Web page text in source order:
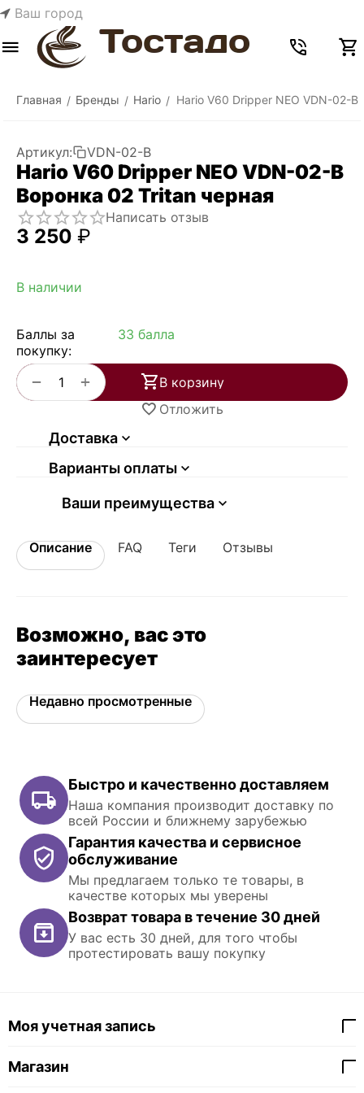
Ваш город
Главная / Бренды / Hario / Hario V60 Dripper NEO VDN-02-
Артикул: VDN-02-B
Hario V60 Dripper NEO VDN-02-B
Воронка 02 Tritan черная
Написать отзыв
3 250 ₽
В наличии
Баллы за
покупку:
33 балла
+
−
В корзину
Отложить
Доставка
Варианты оплаты
Ваши преимущества
Описание FAQ Теги Отзывы
Возможно, вас это
заинтересует
Недавно просмотренные
Быстро и качественно доставляем
Наша компания производит доставку по
всей России и ближнему зарубежью
Гарантия качества и сервисное
обслуживание
Мы предлагаем только те товары, в
качестве которых мы уверены
Возврат товара в течение 30 дней
У вас есть 30 дней, для того чтобы
протестировать вашу покупку
Моя учетная запись
Магазин
Меню Найти Корзина Отложенные
товары